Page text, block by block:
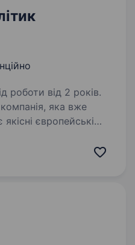
роботи від 2 років.
яка вже
європейські
Ми офіційно